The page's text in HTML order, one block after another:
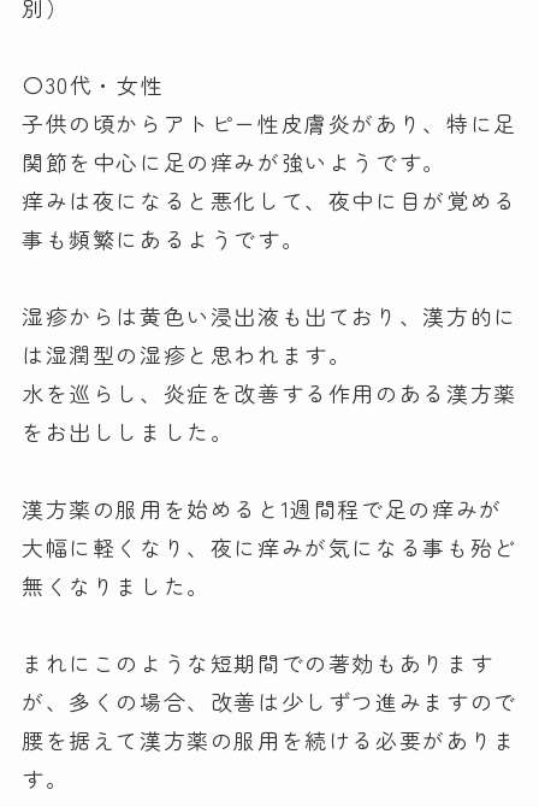
別）
〇30代・女性
子供の頃からアトピー性皮膚炎があり、特に足
関節を中心に足の痒みが強いようです。
痒みは夜になると悪化して、夜中に目が覚める
事も頻繁にあるようです。
湿疹からは黄色い浸出液も出ており、漢方的に
は湿潤型の湿疹と思われます。
水を巡らし、炎症を改善する作用のある漢方薬
をお出ししました。
漢方薬の服用を始めると1週間程で足の痒みが
大幅に軽くなり、夜に痒みが気になる事も殆ど
無くなりました。
まれにこのような短期間での著効もあります
が、多くの場合、改善は少しずつ進みますので
腰を据えて漢方薬の服用を続ける必要がありま
す。